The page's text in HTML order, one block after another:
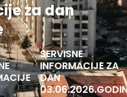
za dan
SERVISNE
INFORMACIJE ZA
DAN